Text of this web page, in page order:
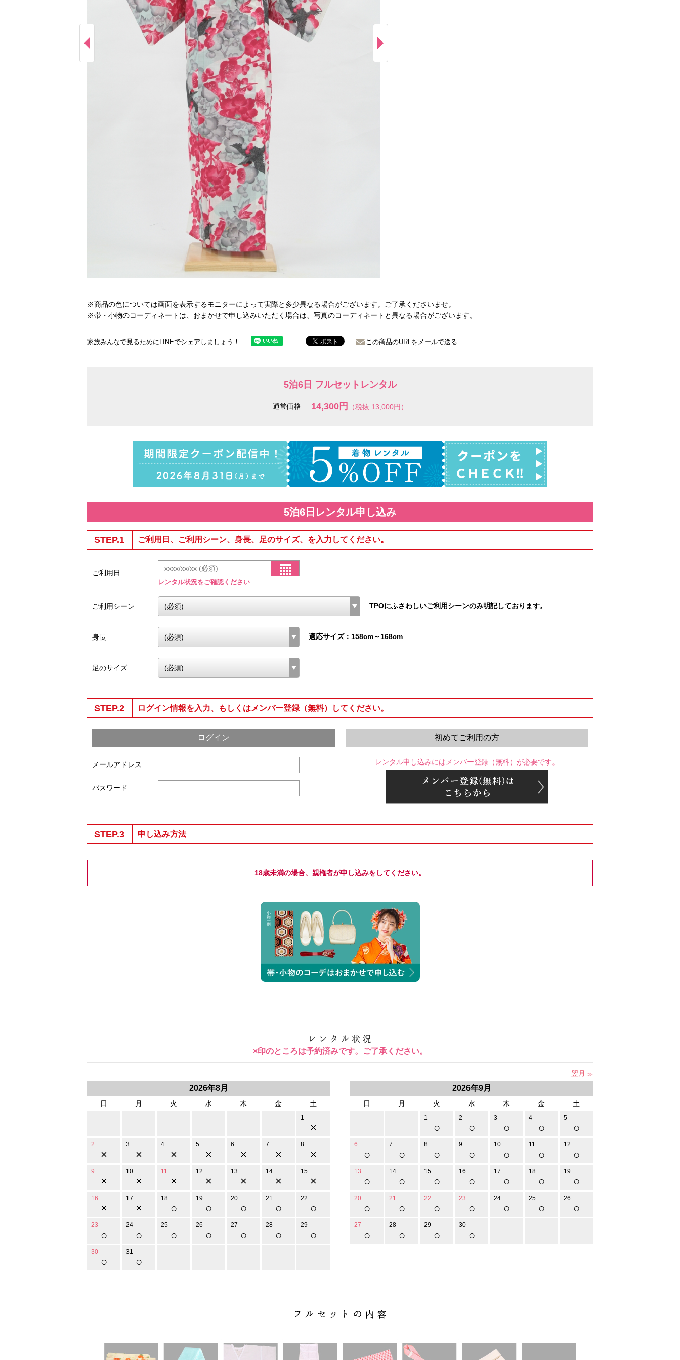
※商品の色については画面を表示するモニターによって実際と多少異なる場合がございます。ご了承くださいませ。
※帯・小物のコーディネートは、おまかせで申し込みいただく場合は、写真のコーディネートと異なる場合がございます。
家族みんなで見るためにLINEでシェアしましょう！ この商品のURLをメールで送る
5泊6日 フルセットレンタル
通常価格 14,300円 （税抜 13,000円）
5泊6日レンタル申し込み
STEP.1 ご利用日、ご利用シーン、身長、足のサイズ、を入力してください。
ご利用日
レンタル状況をご確認ください
ご利用シーン TPOにふさわしいご利用シーンのみ明記しております。
身長 適応サイズ：158cm～168cm
足のサイズ
STEP.2 ログイン情報を入力、もしくはメンバー登録（無料）してください。
ログイン
メールアドレス
パスワード
初めてご利用の方
レンタル申し込みにはメンバー登録（無料）が必要です。
STEP.3 申し込み方法
18歳未満の場合、親権者が申し込みをしてください。
×印のところは予約済みです。ご了承ください。
翌月
2026年8月
日 月 火 水 木 金 土
1
×
2
×
3
×
4
×
5
×
6
×
7
×
8
×
9
×
10
×
11
×
12
×
13
×
14
×
15
×
16
×
17
×
18
○
19
○
20
○
21
○
22
○
23
○
24
○
25
○
26
○
27
○
28
○
29
○
30
○
31
○
2026年9月
日 月 火 水 木 金 土
1
○
2
○
3
○
4
○
5
○
6
○
7
○
8
○
9
○
10
○
11
○
12
○
13
○
14
○
15
○
16
○
17
○
18
○
19
○
20
○
21
○
22
○
23
○
24
○
25
○
26
○
27
○
28
○
29
○
30
○